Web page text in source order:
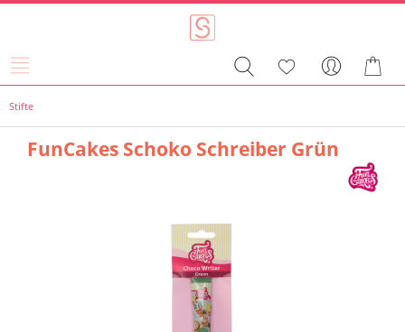
Stifte
FunCakes Schoko Schreiber Grün